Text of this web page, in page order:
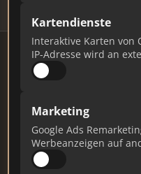
Kartendienste
Interaktive Karten von
IP-Adresse wird an
Marketing
Google Ads
Werbeanzeigen auf
# MAKLER /